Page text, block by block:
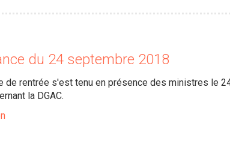
du 24 septembre 2018
de rentrée s'est tenu en présence des ministres le
la DGAC.